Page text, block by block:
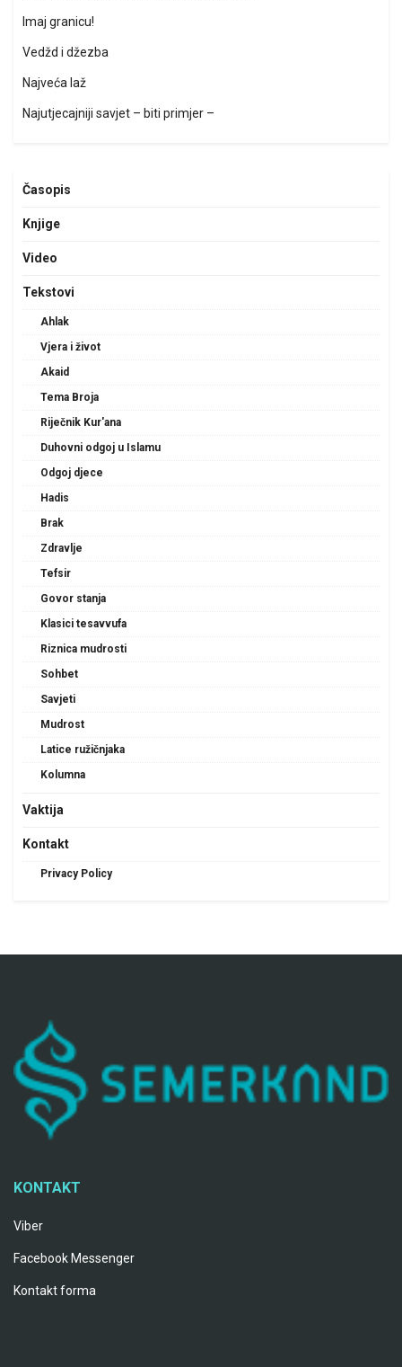
Imaj granicu!
Vedžd i džezba
Najveća laž
Najutjecajniji savjet – biti primjer –
Časopis
Knjige
Video
Tekstovi
Ahlak
Vjera i život
Akaid
Tema Broja
Riječnik Kur'ana
Duhovni odgoj u Islamu
Odgoj djece
Hadis
Brak
Zdravlje
Tefsir
Govor stanja
Klasici tesavvufa
Riznica mudrosti
Sohbet
Savjeti
Mudrost
Latice ružičnjaka
Kolumna
Vaktija
Kontakt
Privacy Policy
KONTAKT
Viber
Facebook Messenger
Kontakt forma